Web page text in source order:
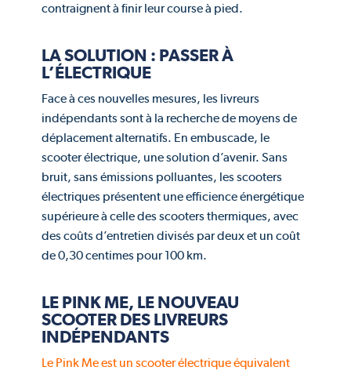
contraignent à finir leur course à pied.
LA SOLUTION : PASSER À
L’ÉLECTRIQUE
Face à ces nouvelles mesures, les livreurs
indépendants sont à la recherche de moyens de
déplacement alternatifs. En embuscade, le
scooter électrique, une solution d’avenir. Sans
bruit, sans émissions polluantes, les scooters
électriques présentent une efficience énergétique
supérieure à celle des scooters thermiques, avec
des coûts d’entretien divisés par deux et un coût
de 0,30 centimes pour 100 km.
LE PINK ME, LE NOUVEAU
SCOOTER DES LIVREURS
INDÉPENDANTS
Le Pink Me est un scooter électrique équivalent